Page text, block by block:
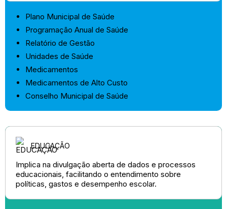
Plano Municipal de Saúde
Programação Anual de Saúde
Relatório de Gestão
Unidades de Saúde
Medicamentos
Medicamentos de Alto Custo
Conselho Municipal de Saúde
EDUCAÇÃO
Implica na divulgação aberta de dados e processos
educacionais, facilitando o entendimento sobre
políticas, gastos e desempenho escolar.